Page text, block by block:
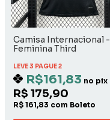
Camisa Internacional -
Feminina Third
LEVE 3 PAGUE 2
R$161,83 no pix
R$ 175,90
R$ 161,83 com Boleto